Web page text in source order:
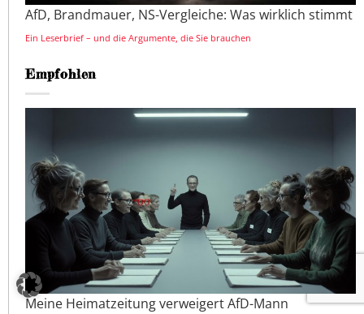
AfD, Brandmauer, NS-Vergleiche: Was wirklich stimmt
Ein Leserbrief – und die Argumente, die Sie brauchen
Empfohlen
Meine Heimatzeitung verweigert AfD-Mann